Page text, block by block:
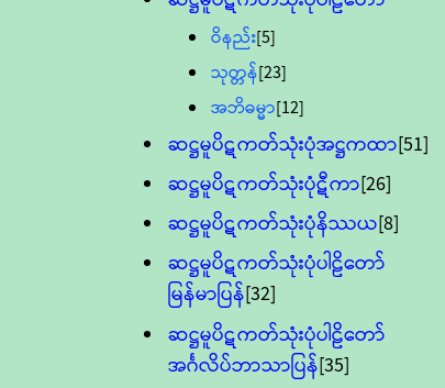
ဝိနည်း[5]
သုတ္တန်[23]
အဘိဓမ္မာ[12]
ဆဋ္ဌမူပိဋကတ်သုံးပုံအဋ္ဌကထာ[51]
ဆဋ္ဌမူပိဋကတ်သုံးပုံဋီကာ[26]
ဆဋ္ဌမူပိဋကတ်သုံးပုံနိဿယ[8]
ဆဋ္ဌမူပိဋကတ်သုံးပုံပါဠိတော်
မြန်မာပြန်[32]
ဆဋ္ဌမူပိဋကတ်သုံးပုံပါဠိတော်
အင်္ဂလိပ်ဘာသာပြန်[35]